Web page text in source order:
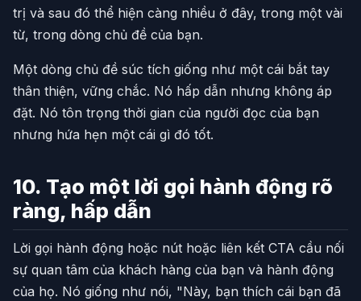
trị và sau đó thể hiện càng nhiều ở đây, trong một vài
từ, trong dòng chủ đề của bạn.
Một dòng chủ đề súc tích giống như một cái bắt tay
thân thiện, vững chắc. Nó hấp dẫn nhưng không áp
đặt. Nó tôn trọng thời gian của người đọc của bạn
nhưng hứa hẹn một cái gì đó tốt.
10. Tạo một lời gọi hành động rõ
ràng, hấp dẫn
Lời gọi hành động hoặc nút hoặc liên kết CTA cầu nối
sự quan tâm của khách hàng của bạn và hành động
của họ. Nó giống như nói, "Này, bạn thích cái bạn đã